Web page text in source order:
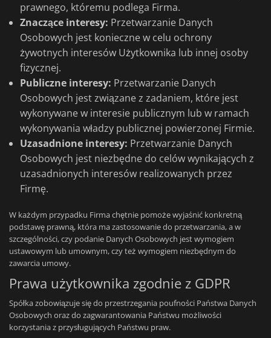
prawnego, któremu podlega Firma.
Znaczące interesy: Przetwarzanie Danych
Osobowych jest konieczne w celu ochrony
żywotnych interesów Użytkownika lub innej osoby
fizycznej.
Publiczne interesy: Przetwarzanie Danych
Osobowych jest związane z zadaniem, które jest
wykonywane w interesie publicznym lub w ramach
wykonywania władzy publicznej powierzonej Firmie.
Uzasadnione interesy: Przetwarzanie Danych
Osobowych jest niezbędne do celów wynikających z
uzasadnionych interesów realizowanych przez
Firmę.
W każdym przypadku Firma chętnie pomoże wyjaśnić konkretną
podstawę prawną, która ma zastosowanie do przetwarzania, a w
szczególności, czy podanie Danych Osobowych jest wymogiem
ustawowym lub umownym, czy też wymogiem niezbędnym do
zawarcia umowy.
Prawa użytkownika zgodnie z GDPR
Spółka zobowiązuje się do przestrzegania poufności Państwa Danych
Osobowych oraz do zagwarantowania Państwu możliwości
korzystania z przysługujących Państwu praw.